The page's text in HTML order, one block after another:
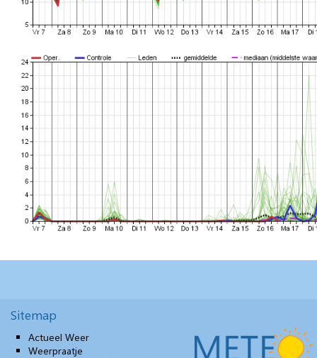
Sitemap
Actueel Weer
Weerpraatje